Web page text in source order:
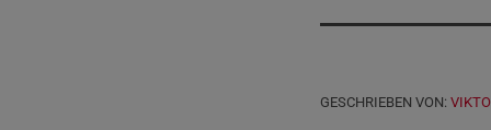
GESCHRIEBEN VON: